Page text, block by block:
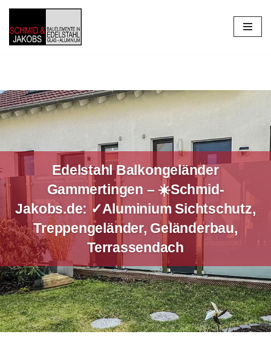
Zum
Inhalt
Edelstahl Balkongeländer
Gammertingen – ☀️Schmid-
Jakobs.de: ✓Aluminium Sichtschutz,
Treppengeländer, Geländerbau,
Terrassendach